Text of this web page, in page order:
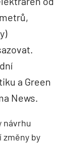
a Green
News.
návrhu
by